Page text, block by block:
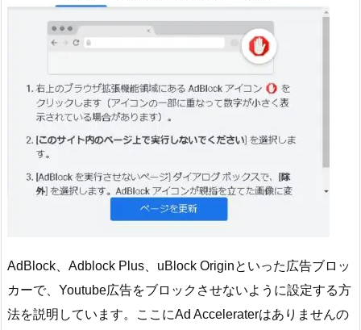
AdBlock、Adblock Plus、uBlock Originといった広告ブロッ
カーで、Youtube広告をブロックさせないように設定する方
法を説明しています。ここにAd Acceleraterはありませんの